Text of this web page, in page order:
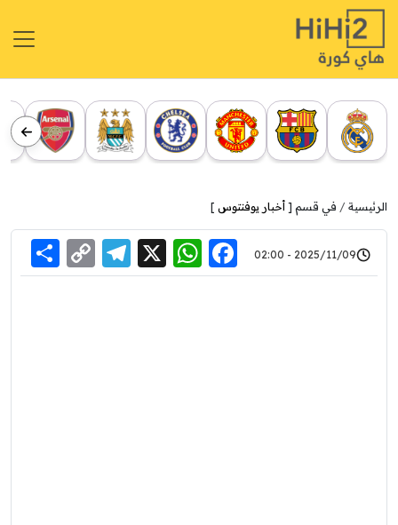
الرئيسية في قسم [ أخبار يوفنتوس ]
2025/11/09 - 02:00
Facebook
WhatsApp
X
Link